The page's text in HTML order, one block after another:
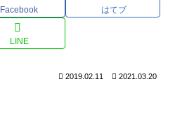
Facebook はてブ
LINE
2019.02.11 2021.03.20